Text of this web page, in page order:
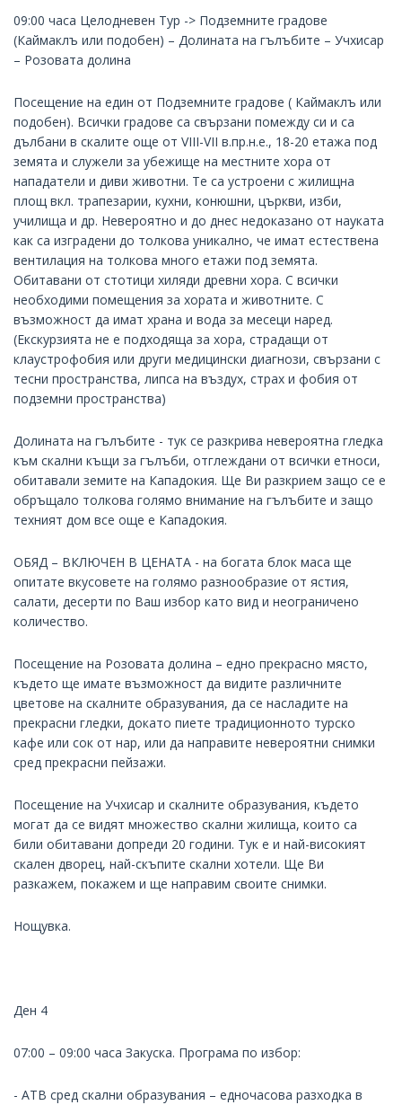
09:00 часа Целодневен Тур -> Подземните градове
(Каймаклъ или подобен) – Долината на гълъбите – Учхисар
– Розовата долина
Посещение на един от Подземните градове ( Каймаклъ или
подобен). Всички градове са свързани помежду си и са
дълбани в скалите още от VIII-VII в.пр.н.е., 18-20 етажа под
земята и служели за убежище на местните хора от
нападатели и диви животни. Те са устроени с жилищна
площ вкл. трапезарии, кухни, конюшни, църкви, изби,
училища и др. Невероятно и до днес недоказано от науката
как са изградени до толкова уникално, че имат естествена
вентилация на толкова много етажи под земята.
Обитавани от стотици хиляди древни хора. С всички
необходими помещения за хората и животните. С
възможност да имат храна и вода за месеци наред.
(Екскурзията не е подходяща за хора, страдащи от
клаустрофобия или други медицински диагнози, свързани с
тесни пространства, липса на въздух, страх и фобия от
подземни пространства)
Долината на гълъбите - тук се разкрива невероятна гледка
към скални къщи за гълъби, отглеждани от всички етноси,
обитавали земите на Кападокия. Ще Ви разкрием защо се е
обръщало толкова голямо внимание на гълъбите и защо
техният дом все още е Кападокия.
ОБЯД – ВКЛЮЧЕН В ЦЕНАТА - на богата блок маса ще
опитате вкусовете на голямо разнообразие от ястия,
салати, десерти по Ваш избор като вид и неограничено
количество.
Посещение на Розовата долина – едно прекрасно място,
където ще имате възможност да видите различните
цветове на скалните образувания, да се насладите на
прекрасни гледки, докато пиете традиционното турско
кафе или сок от нар, или да направите невероятни снимки
сред прекрасни пейзажи.
Посещение на Учхисар и скалните образувания, където
могат да се видят множество скални жилища, които са
били обитавани допреди 20 години. Тук е и най-високият
скален дворец, най-скъпите скални хотели. Ще Ви
разкажем, покажем и ще направим своите снимки.
Нощувка.
Ден 4
07:00 – 09:00 часа Закуска. Програма по избор:
- АТВ сред скални образувания – едночасова разходка в